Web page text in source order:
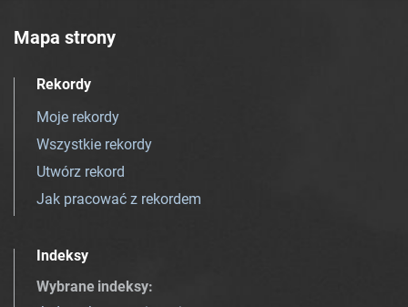
Mapa strony
Rekordy
Moje rekordy
Wszystkie rekordy
Utwórz rekord
Jak pracować z rekordem
Indeksy
Wybrane indeksy: